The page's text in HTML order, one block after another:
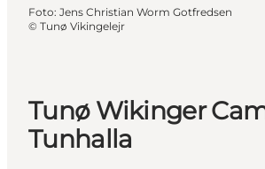
Foto: Jens Christian Worm Gotfredsen
© Tunø Vikingelejr
Tunø Wikinger
Tunhalla